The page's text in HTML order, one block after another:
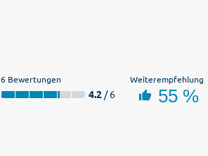
6 Bewertungen
4.2 / 6
Weiterempfehlung
55 %